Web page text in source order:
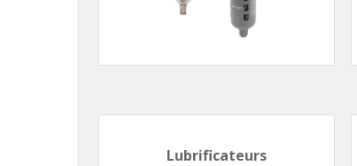
Lubrificateurs